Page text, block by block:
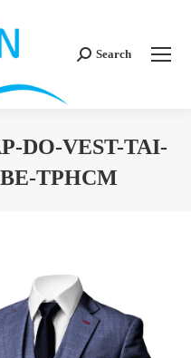
Search:
Search
DO-VEST-TAI-
TPHCM